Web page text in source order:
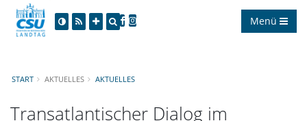
Menü
START AKTUELLES AKTUELLES
Transatlantischer Dialog im